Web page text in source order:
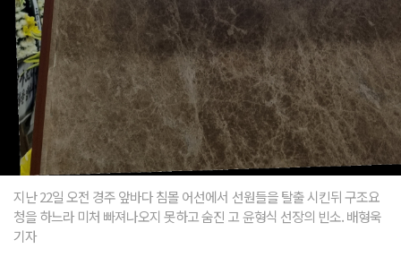
지난 22일 오전 경주 앞바다 침몰 어선에서 선원들을 탈출 시킨뒤 구조요
청을 하느라 미처 빠져나오지 못하고 숨진 고 윤형식 선장의 빈소. 배형욱
기자